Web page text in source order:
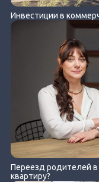
Инвестиции в
Переезд родителей в
квартиру?